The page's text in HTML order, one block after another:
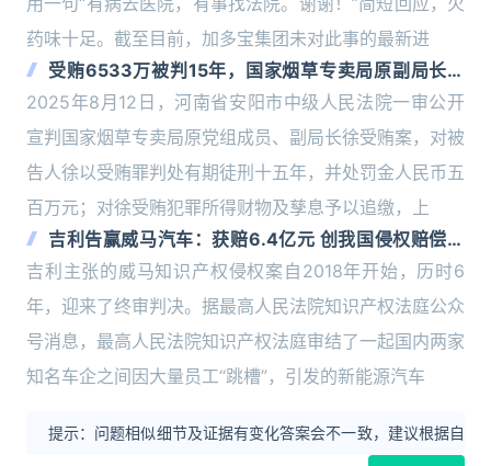
药味十足。截至目前，加多宝集团未对此事的最新进
受贿6533万被判15年，国家烟草专卖局原副局长获
刑
2025年8月12日，河南省安阳市中级人民法院一审公开
宣判国家烟草专卖局原党组成员、副局长徐受贿案，对被
告人徐以受贿罪判处有期徒刑十五年，并处罚金人民币五
百万元；对徐受贿犯罪所得财物及孳息予以追缴，上
吉利告赢威马汽车：获赔6.4亿元 创我国侵权赔偿金
额新高！
吉利主张的威马知识产权侵权案自2018年开始，历时6
年，迎来了终审判决。据最高人民法院知识产权法庭公众
号消息，最高人民法院知识产权法庭审结了一起国内两家
知名车企之间因大量员工“跳槽”，引发的新能源汽车
提示：问题相似细节及证据有变化答案会不一致，建议根据自